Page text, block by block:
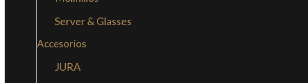
Server & Glasses
Accesorios
JURA